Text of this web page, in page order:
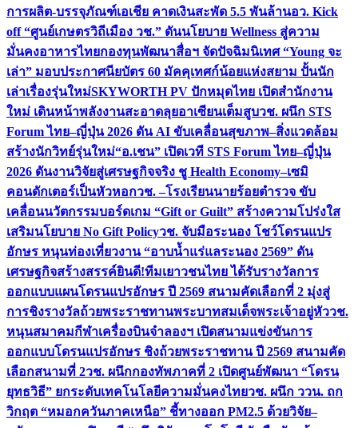
การผลิต-บรรจุภัณฑ์เอเชีย คาดเงินสะพัด 5.5 พันล้านอว. Kick
off “ศูนย์เกษตรวิถีเมือง วช.” ดันนโยบาย Wellness สู่ความ
มั่นคงอาหารไทยกองทุนพัฒนาสื่อฯ จัดปัจฉิมนิเทศ “Young จะ
เล่า” มอบประกาศนียบัตร 60 มัคคุเทศก์น้อยแห่งสยาม ปั้นนัก
เล่าเรื่องรุ่นใหม่SKYWORTH PV ปักหมุดไทย เปิดสำนักงาน
ใหม่ เดินหน้าพลังงานสะอาดลุยอาเซียนเต็มสูบวช. ผนึก STS
Forum ไทย–ญี่ปุ่น 2026 ดัน AI ขับเคลื่อนสุขภาพ–สิ่งแวดล้อม
สร้างนักวิทย์รุ่นใหม่“อ.เชน” เปิดเวที STS Forum ไทย–ญี่ปุ่น
2026 ดันงานวิจัยสู่เศรษฐกิจจริง ชู Health Economy–เซมิ
คอนดักเตอร์เป็นหัวหอกวช. –โรงเรียนนายร้อยตำรวจ ขับ
เคลื่อนนวัตกรรมบอร์ดเกม “Gift or Guilt” สร้างความโปร่งใส
เสริมนโยบาย No Gift Policyวช. จับมือระนอง โชว์โดรนแปร
อักษร หนุนท่องเที่ยวงาน “อาบน้ำแร่แลระนอง 2569” ดัน
เศรษฐกิจสร้างสรรค์ยินดี!ทีมเยาวชนไทย ได้รับรางวัลการ
ออกแบบแผนโดรนแปรอักษร ปี 2569 สนามคัดเลือกที่ 2 มุ่งสู่
การชิงรางวัลถ้วยพระราชทานพระบาทสมเด็จพระเจ้าอยู่หัววช.
หนุนสมาคมกีฬาเครื่องบินจำลองฯ เปิดสนามแข่งขันการ
ออกแบบโดรนแปรอักษร ชิงถ้วยพระราชทาน ปี 2569 สนามคัด
เลือกสนามที่ 2วช. ผนึกกองทัพภาคที่ 2 เปิดศูนย์พัฒนา “โดรน
ยุทธวิธี” ยกระดับเทคโนโลยีความมั่นคงไทยวช. ผนึก ววน. ถก
วิกฤต “หมอกควันภาคเหนือ” ชี้ทางออก PM2.5 ด้วยวิจัย–